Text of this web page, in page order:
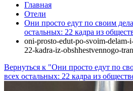
Главная
Отели
Они просто едут по своим
остальных: 22 кадра из
oni-prosto-edut-po-svoim-delam-
22-kadra-iz-obshhestvennogo-
Вернуться к "Они просто едут по
всех остальных: 22 кадра из